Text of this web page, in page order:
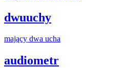
dwuuchy
mający dwa ucha
audiometr